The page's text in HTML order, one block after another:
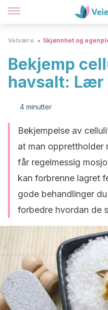
Velvære Skjønnhet og
Bekjemp
havsalt: Lær
4 minutter
Bekjempelse av
at man opprettholder
får regelmessig
kan forbrenne lagret
gode behandlinger
forbedre hvordan de